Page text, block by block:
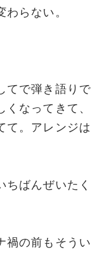
らない。
てで弾き語りで
なってきて、
て。アレンジは
ちばんぜいたく
禍の前もそうい